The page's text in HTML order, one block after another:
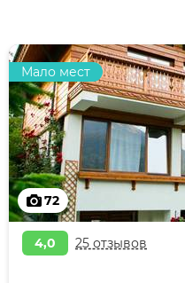
72
Мало мест
4,0 25 отзывов